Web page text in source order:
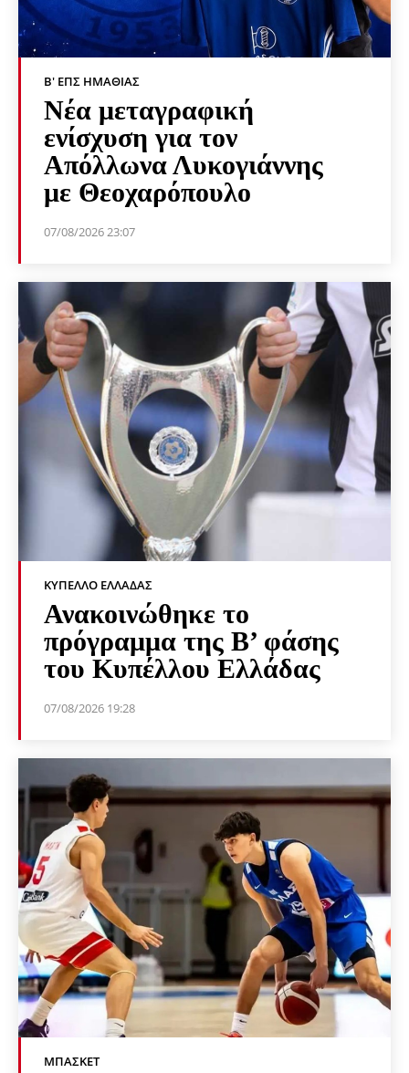
Β' ΕΠΣ ΗΜΑΘΊΑΣ
Νέα μεταγραφική
ενίσχυση για τον
Απόλλωνα Λυκογιάννης
με Θεοχαρόπουλο
07/08/2026 23:07
ΚΎΠΕΛΛΟ ΕΛΛΆΔΑΣ
Ανακοινώθηκε το
πρόγραμμα της Β’ φάσης
του Κυπέλλου Ελλάδας
07/08/2026 19:28
ΜΠΆΣΚΕΤ